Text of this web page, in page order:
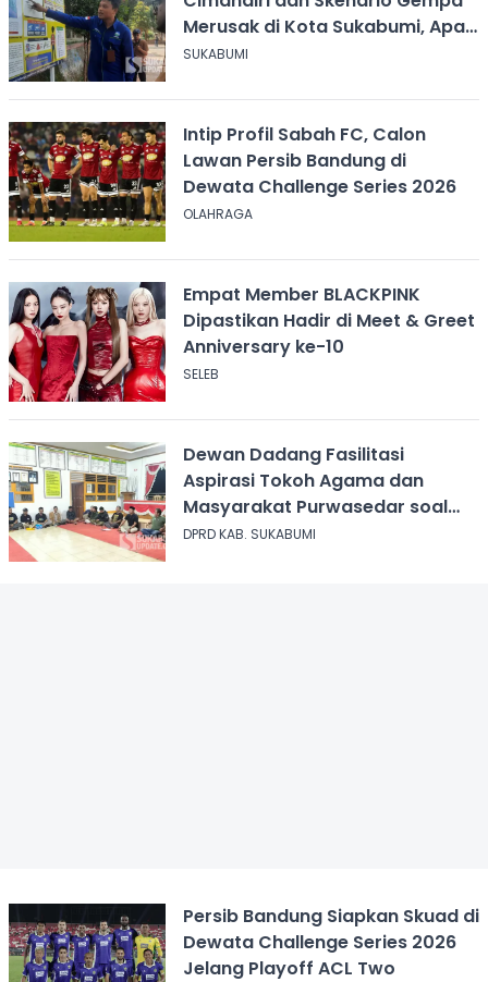
Merusak di Kota Sukabumi, Apa
yang Harus Dilakukan?
SUKABUMI
Intip Profil Sabah FC, Calon
Lawan Persib Bandung di
Dewata Challenge Series 2026
OLAHRAGA
Empat Member BLACKPINK
Dipastikan Hadir di Meet & Greet
Anniversary ke-10
SELEB
Dewan Dadang Fasilitasi
Aspirasi Tokoh Agama dan
Masyarakat Purwasedar soal
Penolakan Konser Reggae
DPRD KAB. SUKABUMI
Persib Bandung Siapkan Skuad di
Dewata Challenge Series 2026
Jelang Playoff ACL Two